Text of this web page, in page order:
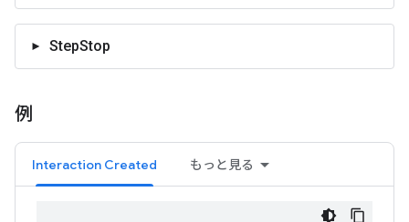
StepStop
例
Interaction Created もっと見る